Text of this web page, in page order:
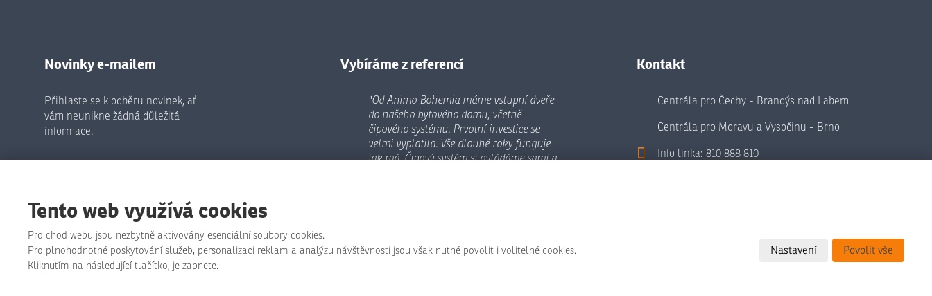
Novinky e-mailem
Přihlaste se k odběru novinek, ať
vám neunikne žádná důležitá
informace.
Souhlasím se zpracovánímosobních údajů.
Formulář
se
nepodařilo
odeslat.
Vybíráme z referencí
"Od Animo Bohemia máme vstupní dveře
do našeho bytového domu, včetně
čipového systému. Prvotní investice se
velmi vyplatila. Vše dlouhé roky funguje
jak má. Čipový systém si ovládáme sami a
Martin Přibyl, SVJ V Jamce 2380, Rakovník
Kontakt
Centrála pro Čechy - Brandýs nad Labem
Centrála pro Moravu a Vysočinu - Brno
Info linka: 810 888 810
Tento web využívá cookies
Pro chod webu jsou nezbytně aktivovány esenciální soubory cookies.
Pro plnohodnotné poskytování služeb, personalizaci reklam a analýzu návštěvnosti jsou však nutné povolit i volitelné cookies.
Kliknutím na následující tlačítko, je zapnete.
Nastavení Povolit vše